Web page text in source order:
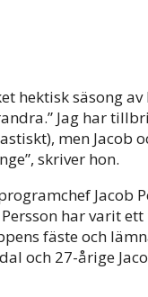
säsong av
Jag har
men Jacob
skriver hon.
Jacob
har varit
fäste och
och 27-årige